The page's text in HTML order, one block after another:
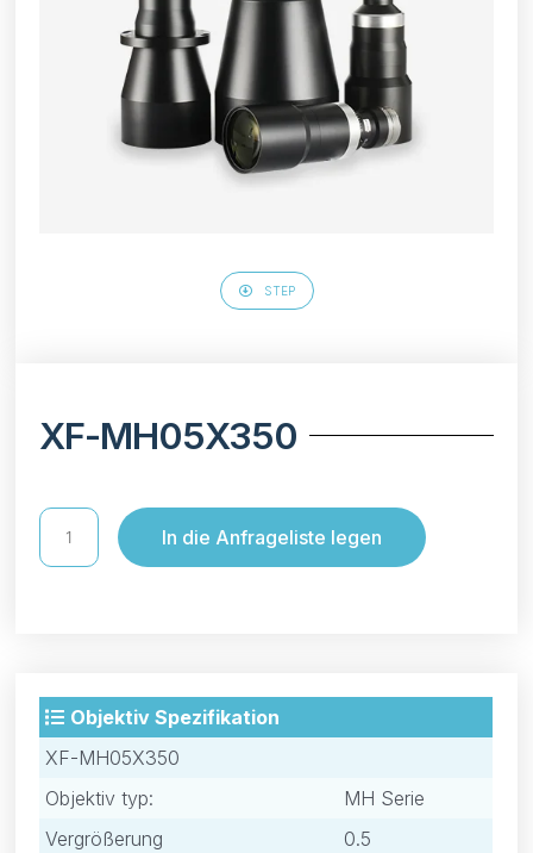
STEP
XF-MH05X350
In die Anfrageliste legen
Objektiv Spezifikation
XF-MH05X350
Objektiv typ:
MH Serie
Vergrößerung
0.5